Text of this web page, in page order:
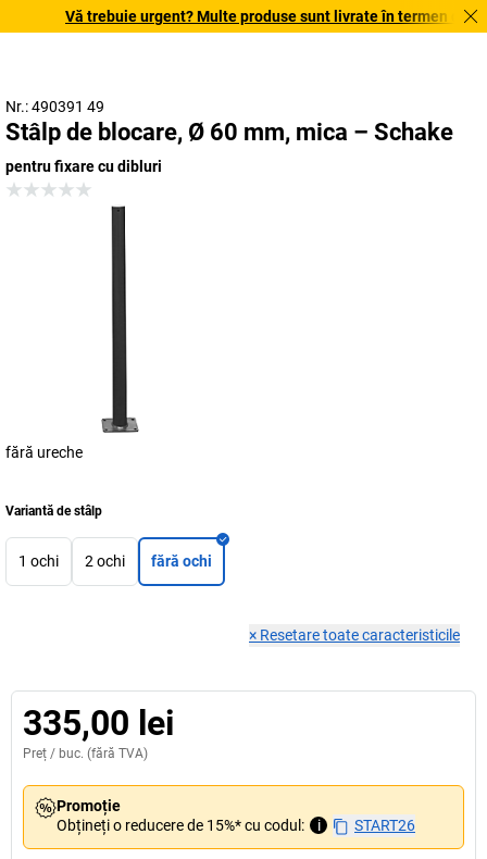
Vă trebuie urgent? Multe produse sunt livrate în termen de o
Nr.: 490391 49
Stâlp de blocare, Ø 60 mm, mica – Schake
pentru fixare cu dibluri
fără ureche
Variantă de stâlp
1 ochi 2 ochi fără ochi
× Resetare toate caracteristicile
335,00 lei
Preț / buc. (fără TVA)
Promoție
Obțineți o reducere de 15%* cu codul:
i START26